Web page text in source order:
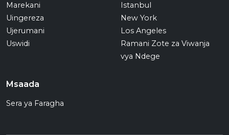
Marekani
Uingereza
Ujerumani
Uswidi
Istanbul
New York
Los Angeles
Ramani Zote za Viwanja
vya Ndege
Msaada
Sera ya Faragha